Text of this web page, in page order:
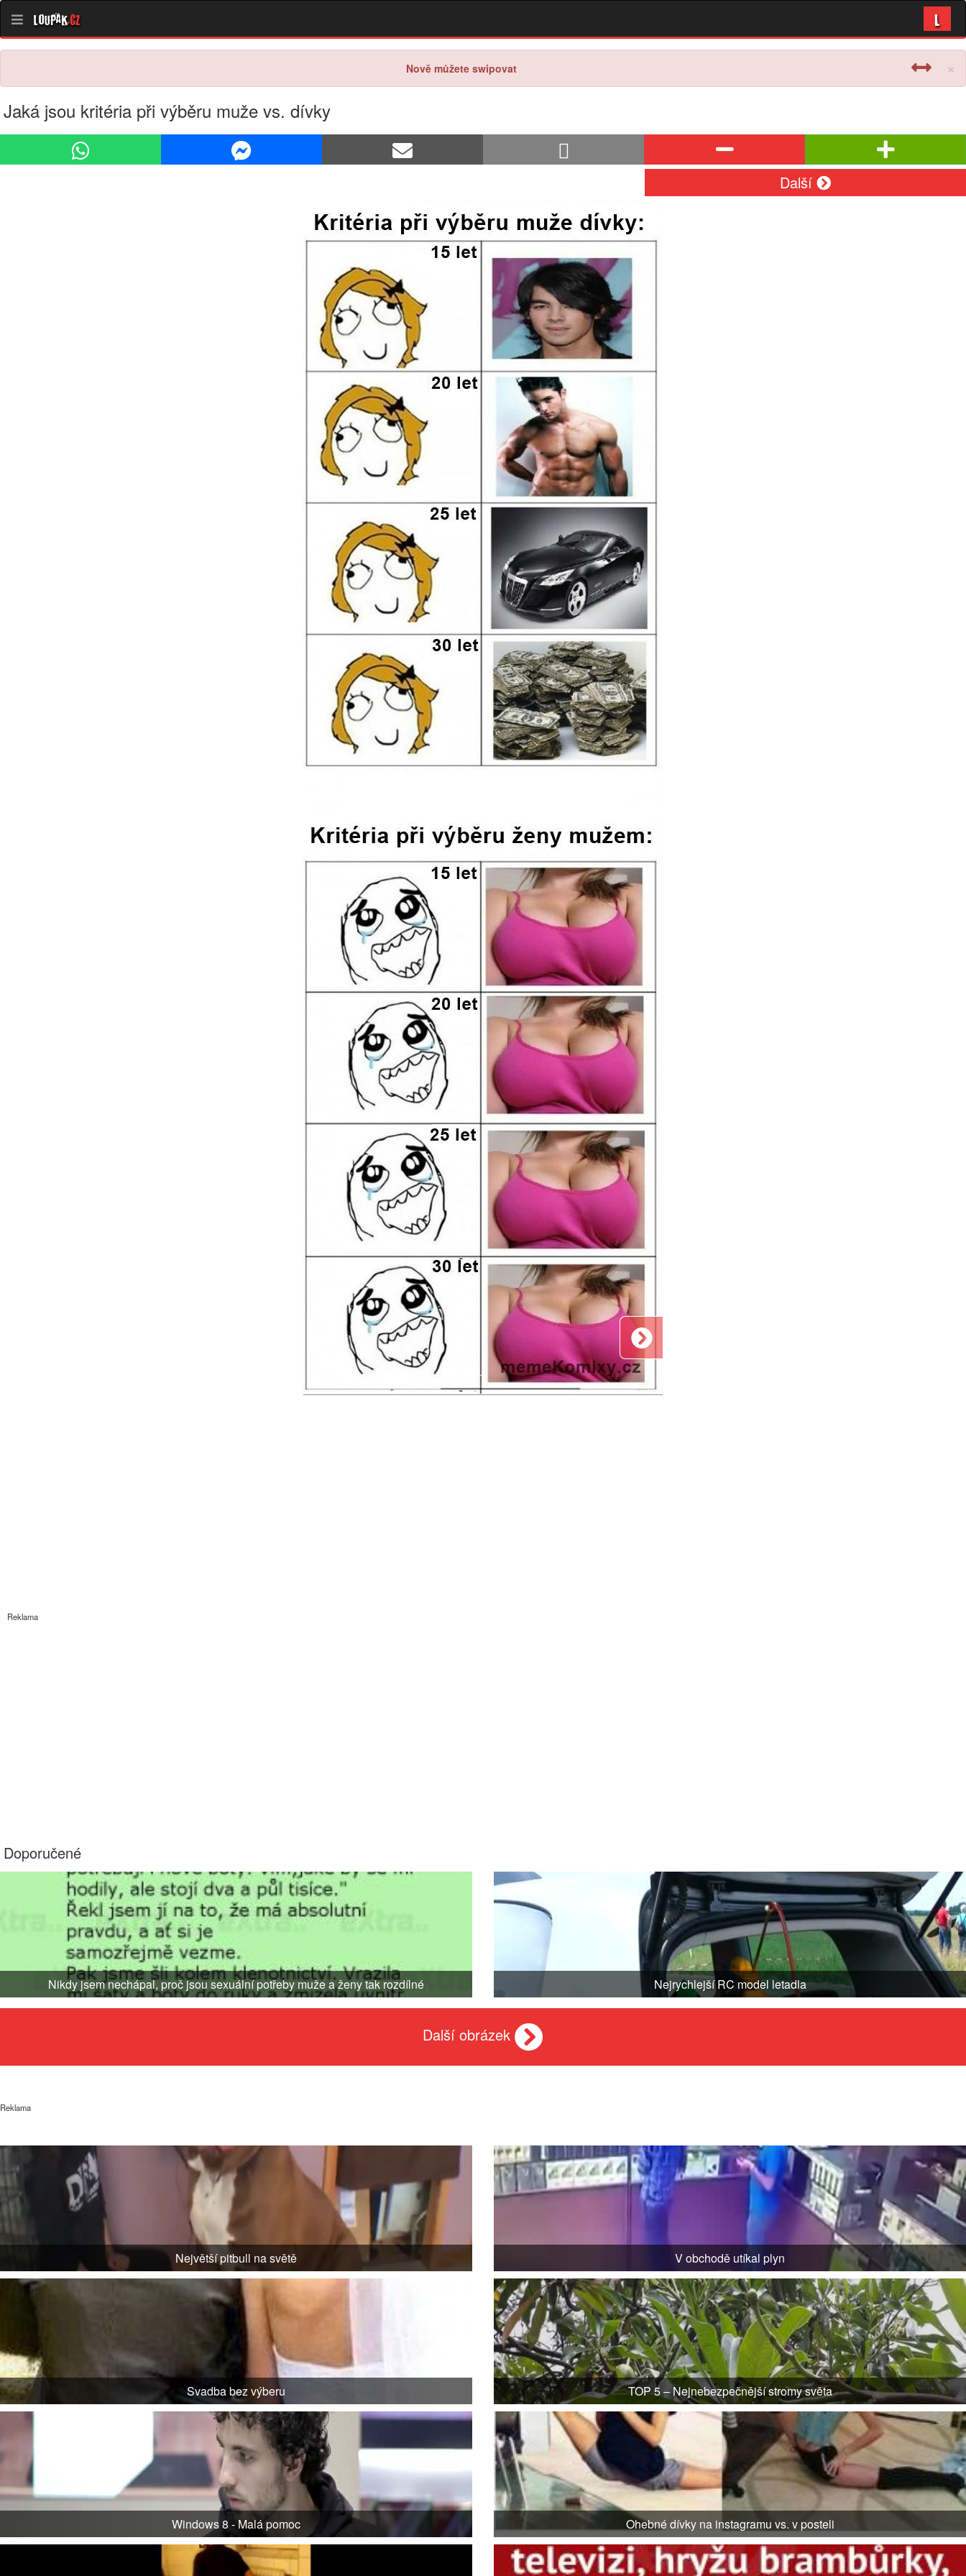
Loupak.cz L
×
Nově můžete swipovat
Jaká jsou kritéria při výběru muže vs. dívky
Další
Reklama
Doporučené
Nikdy jsem nechápal, proč jsou sexuální potřeby muže a ženy tak rozdílné Nejrychlejší RC model letadla
Další obrázek
Reklama
Největší pitbull na světě V obchodě utíkal plyn
Svadba bez výberu TOP 5 – Nejnebezpečnější stromy světa
Windows 8 - Malá pomoc Ohebné dívky na instagramu vs. v posteli